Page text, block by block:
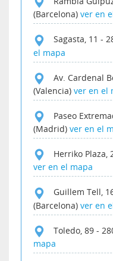
(Barcelona) ver en
Sagasta, 11 -
el mapa
Av. Cardenal
(Valencia) ver en el
Paseo
(Madrid) ver en el
Herriko Plaza,
ver en el mapa
Guillem Tell,
(Barcelona) ver en
Toledo, 89 -
mapa